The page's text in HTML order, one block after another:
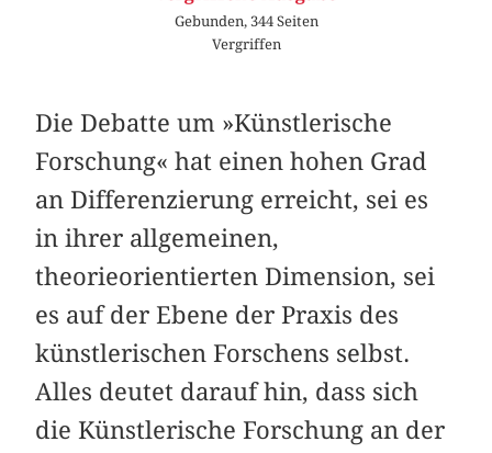
Gebunden, 344 Seiten
Vergriffen
Die Debatte um »Künstlerische
Forschung« hat einen hohen Grad
an Differenzierung erreicht, sei es
in ihrer allgemeinen,
theorieorientierten Dimension, sei
es auf der Ebene der Praxis des
künstlerischen Forschens selbst.
Alles deutet darauf hin, dass sich
die Künstlerische Forschung an der